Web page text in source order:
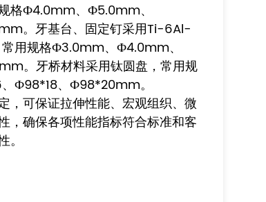
格Ф4.0mm、Ф5.0mm、
。牙基台、固定钉采用Ti-6Al-
用规格Ф3.0mm、Ф4.0mm、
。牙桥材料采用钛圆盘，常用规
Ф98*18、Ф98*20mm。
，可保证拉伸性能、宏观组织、微
，确保各项性能指标符合标准和客